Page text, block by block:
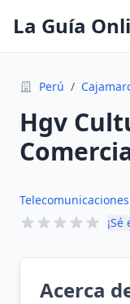
La Guía
Perú /
Hgv
Telecomunicaciones
Acerca